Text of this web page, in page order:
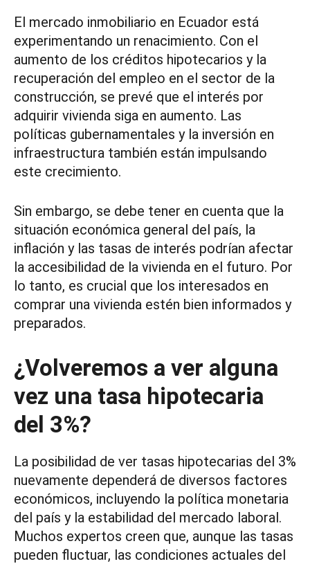
El mercado inmobiliario en Ecuador está
experimentando un renacimiento. Con el
aumento de los créditos hipotecarios y la
recuperación del empleo en el sector de la
construcción, se prevé que el interés por
adquirir vivienda siga en aumento. Las
políticas gubernamentales y la inversión en
infraestructura también están impulsando
este crecimiento.
Sin embargo, se debe tener en cuenta que la
situación económica general del país, la
inflación y las tasas de interés podrían afectar
la accesibilidad de la vivienda en el futuro. Por
lo tanto, es crucial que los interesados en
comprar una vivienda estén bien informados y
preparados.
¿Volveremos a ver alguna
vez una tasa hipotecaria
del 3%?
La posibilidad de ver tasas hipotecarias del 3%
nuevamente dependerá de diversos factores
económicos, incluyendo la política monetaria
del país y la estabilidad del mercado laboral.
Muchos expertos creen que, aunque las tasas
pueden fluctuar, las condiciones actuales del